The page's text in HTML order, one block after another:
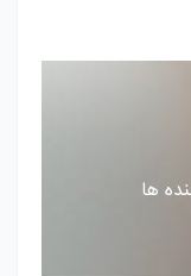
ها